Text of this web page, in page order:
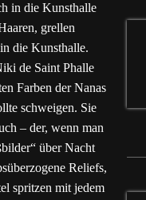
in die Kunsthalle
grellen
die Kunsthalle.
de Saint Phalle
Farben der Nanas
schweigen. Sie
– der, wenn man
über Nacht
Reliefs,
spritzen mit jedem